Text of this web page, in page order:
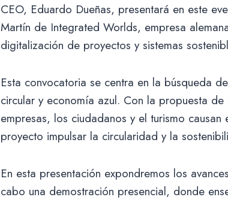
CEO, Eduardo Dueñas, presentará en este
Martín de Integrated Worlds, empresa
digitalización de proyectos y sistemas
Esta convocatoria se centra en la búsqueda
circular y economía azul. Con la propuesta
empresas, los ciudadanos y el turismo
proyecto impulsar la circularidad y la
En esta presentación expondremos los
cabo una demostración presencial, donde